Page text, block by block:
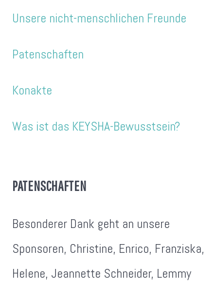
Unsere nicht-menschlichen Freunde
Patenschaften
Konakte
Was ist das KEYSHA-Bewusstsein?
PATENSCHAFTEN
Besonderer Dank geht an unsere
Sponsoren, Christine, Enrico, Franziska,
Helene, Jeannette Schneider, Lemmy